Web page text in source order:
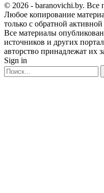
© 2026 - baranovichi.by. Все
Любое копирование
только с обратной
Все материалы
источников и других
авторство принадлежат их
Sign in